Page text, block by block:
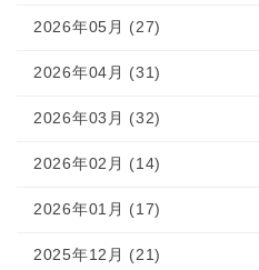
2026年05月 (27)
2026年04月 (31)
2026年03月 (32)
2026年02月 (14)
2026年01月 (17)
2025年12月 (21)